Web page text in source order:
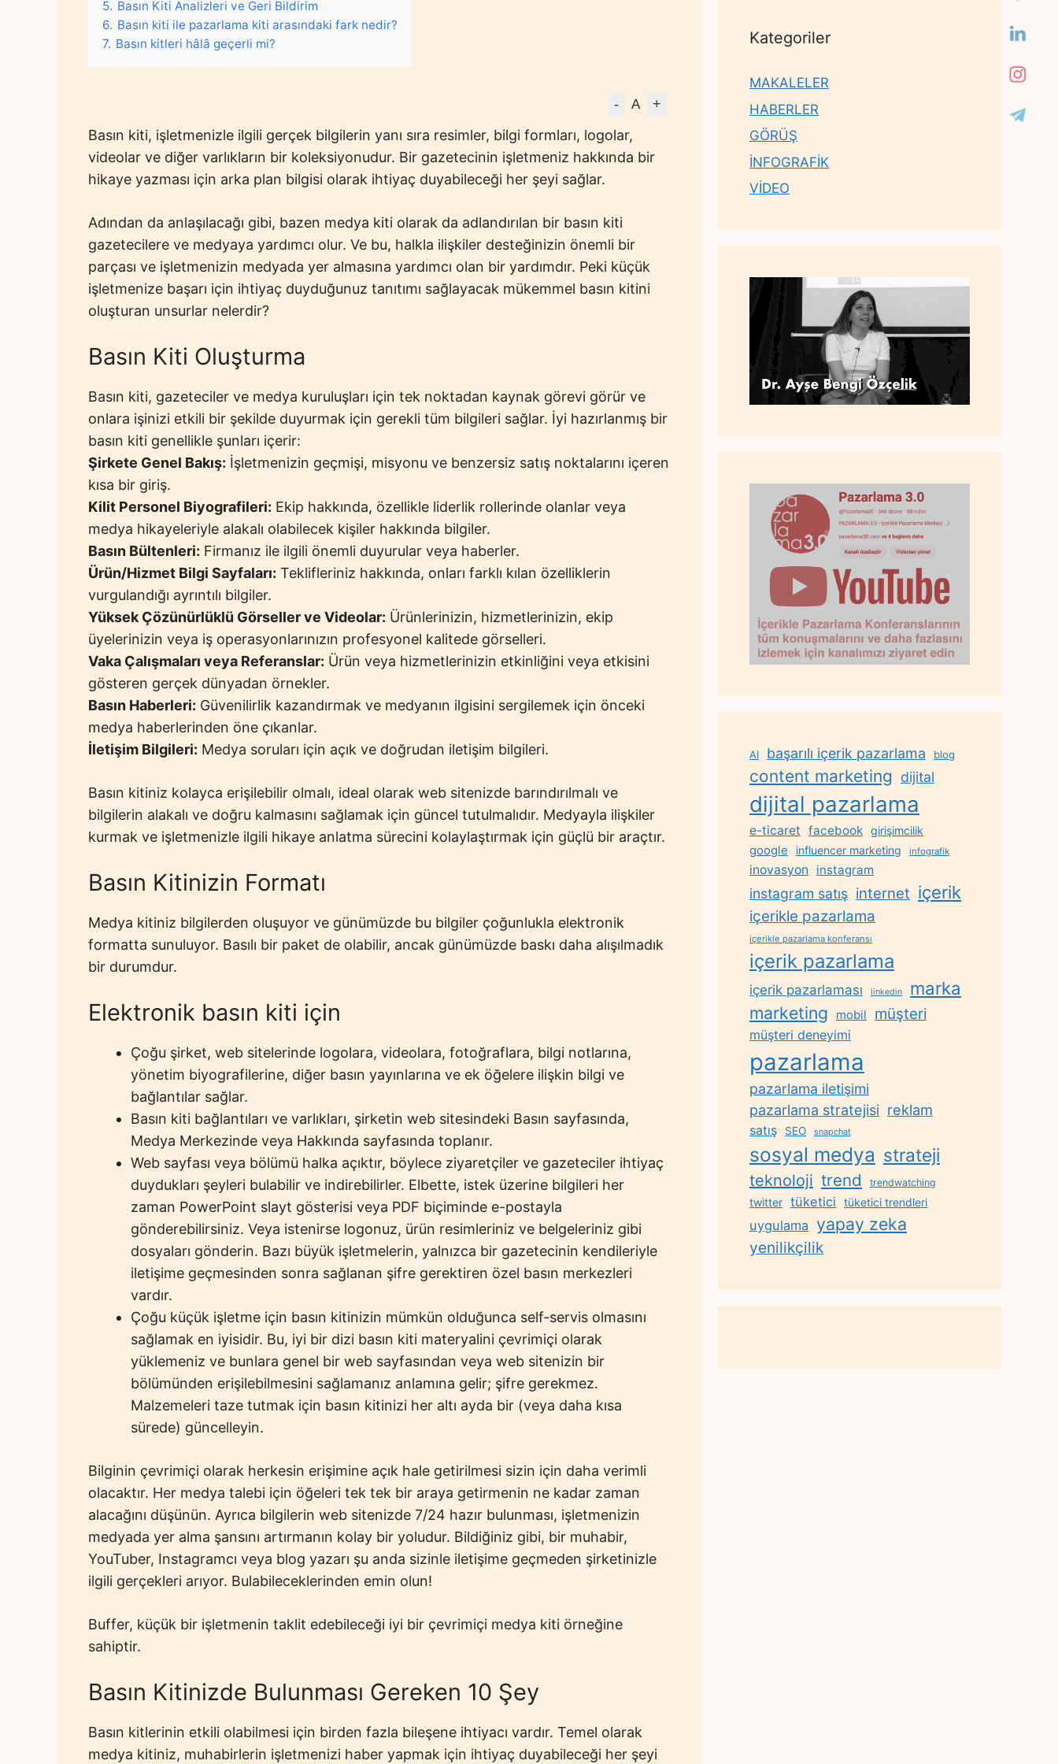
5. Basın Kiti Analizleri ve Geri Bildirim
6. Basın kiti ile pazarlama kiti arasındaki fark nedir?
7. Basın kitleri hâlâ geçerli mi?
- A +
Basın kiti, işletmenizle ilgili gerçek bilgilerin yanı sıra resimler, bilgi formları, logolar,
videolar ve diğer varlıkların bir koleksiyonudur. Bir gazetecinin işletmeniz hakkında bir
hikaye yazması için arka plan bilgisi olarak ihtiyaç duyabileceği her şeyi sağlar.
Adından da anlaşılacağı gibi, bazen medya kiti olarak da adlandırılan bir basın kiti
gazetecilere ve medyaya yardımcı olur. Ve bu, halkla ilişkiler desteğinizin önemli bir
parçası ve işletmenizin medyada yer almasına yardımcı olan bir yardımdır. Peki küçük
işletmenize başarı için ihtiyaç duyduğunuz tanıtımı sağlayacak mükemmel basın kitini
oluşturan unsurlar nelerdir?
Basın Kiti Oluşturma
Basın kiti, gazeteciler ve medya kuruluşları için tek noktadan kaynak görevi görür ve
onlara işinizi etkili bir şekilde duyurmak için gerekli tüm bilgileri sağlar. İyi hazırlanmış bir
basın kiti genellikle şunları içerir:
Şirkete Genel Bakış: İşletmenizin geçmişi, misyonu ve benzersiz satış noktalarını içeren
kısa bir giriş.
Kilit Personel Biyografileri: Ekip hakkında, özellikle liderlik rollerinde olanlar veya
medya hikayeleriyle alakalı olabilecek kişiler hakkında bilgiler.
Basın Bültenleri: Firmanız ile ilgili önemli duyurular veya haberler.
Ürün/Hizmet Bilgi Sayfaları: Teklifleriniz hakkında, onları farklı kılan özelliklerin
vurgulandığı ayrıntılı bilgiler.
Yüksek Çözünürlüklü Görseller ve Videolar: Ürünlerinizin, hizmetlerinizin, ekip
üyelerinizin veya iş operasyonlarınızın profesyonel kalitede görselleri.
Vaka Çalışmaları veya Referanslar: Ürün veya hizmetlerinizin etkinliğini veya etkisini
gösteren gerçek dünyadan örnekler.
Basın Haberleri: Güvenilirlik kazandırmak ve medyanın ilgisini sergilemek için önceki
medya haberlerinden öne çıkanlar.
İletişim Bilgileri: Medya soruları için açık ve doğrudan iletişim bilgileri.
Basın kitiniz kolayca erişilebilir olmalı, ideal olarak web sitenizde barındırılmalı ve
bilgilerin alakalı ve doğru kalmasını sağlamak için güncel tutulmalıdır. Medyayla ilişkiler
kurmak ve işletmenizle ilgili hikaye anlatma sürecini kolaylaştırmak için güçlü bir araçtır.
Basın Kitinizin Formatı
Medya kitiniz bilgilerden oluşuyor ve günümüzde bu bilgiler çoğunlukla elektronik
formatta sunuluyor. Basılı bir paket de olabilir, ancak günümüzde baskı daha alışılmadık
bir durumdur.
Elektronik basın kiti için
Çoğu şirket, web sitelerinde logolara, videolara, fotoğraflara, bilgi notlarına,
yönetim biyografilerine, diğer basın yayınlarına ve ek öğelere ilişkin bilgi ve
bağlantılar sağlar.
Basın kiti bağlantıları ve varlıkları, şirketin web sitesindeki Basın sayfasında,
Medya Merkezinde veya Hakkında sayfasında toplanır.
Web sayfası veya bölümü halka açıktır, böylece ziyaretçiler ve gazeteciler ihtiyaç
duydukları şeyleri bulabilir ve indirebilirler. Elbette, istek üzerine bilgileri her
zaman PowerPoint slayt gösterisi veya PDF biçiminde e-postayla
gönderebilirsiniz. Veya istenirse logonuz, ürün resimleriniz ve belgeleriniz gibi
dosyaları gönderin. Bazı büyük işletmelerin, yalnızca bir gazetecinin kendileriyle
iletişime geçmesinden sonra sağlanan şifre gerektiren özel basın merkezleri
vardır.
Çoğu küçük işletme için basın kitinizin mümkün olduğunca self-servis olmasını
sağlamak en iyisidir. Bu, iyi bir dizi basın kiti materyalini çevrimiçi olarak
yüklemeniz ve bunlara genel bir web sayfasından veya web sitenizin bir
bölümünden erişilebilmesini sağlamanız anlamına gelir; şifre gerekmez.
Malzemeleri taze tutmak için basın kitinizi her altı ayda bir (veya daha kısa
sürede) güncelleyin.
Bilginin çevrimiçi olarak herkesin erişimine açık hale getirilmesi sizin için daha verimli
olacaktır. Her medya talebi için öğeleri tek tek bir araya getirmenin ne kadar zaman
alacağını düşünün. Ayrıca bilgilerin web sitenizde 7/24 hazır bulunması, işletmenizin
medyada yer alma şansını artırmanın kolay bir yoludur. Bildiğiniz gibi, bir muhabir,
YouTuber, Instagramcı veya blog yazarı şu anda sizinle iletişime geçmeden şirketinizle
ilgili gerçekleri arıyor. Bulabileceklerinden emin olun!
Buffer, küçük bir işletmenin taklit edebileceği iyi bir çevrimiçi medya kiti örneğine
sahiptir.
Basın Kitinizde Bulunması Gereken 10 Şey
Basın kitlerinin etkili olabilmesi için birden fazla bileşene ihtiyacı vardır. Temel olarak
medya kitiniz, muhabirlerin işletmenizi haber yapmak için ihtiyaç duyabileceği her şeyi
Kategoriler
MAKALELER
HABERLER
GÖRÜŞ
İNFOGRAFİK
VİDEO
AI başarılı içerik pazarlama blog
content marketing dijital
dijital pazarlama
e-ticaret facebook girişimcilik
google influencer marketing infografik
inovasyon instagram
instagram satış internet içerik
içerikle pazarlama
içerikle pazarlama konferansı
içerik pazarlama
içerik pazarlaması linkedin marka
marketing mobil müşteri
müşteri deneyimi
pazarlama
pazarlama iletişimi
pazarlama stratejisi reklam
satış SEO snapchat
sosyal medya strateji
teknoloji trend trendwatching
twitter tüketici tüketici trendleri
uygulama yapay zeka
yenilikçilik